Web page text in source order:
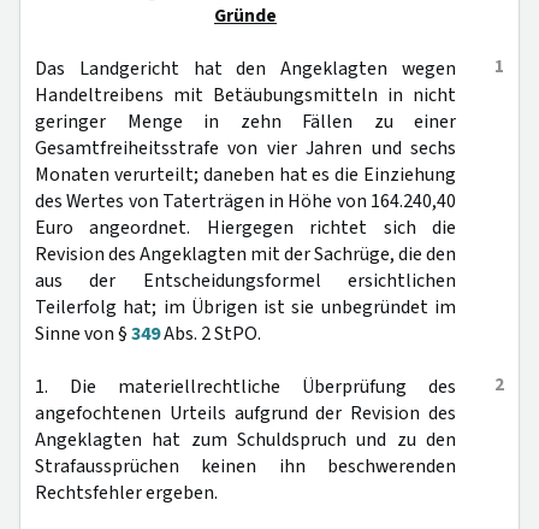
Gründe
1
Das Landgericht hat den Angeklagten wegen
Handeltreibens mit Betäubungsmitteln in nicht
geringer Menge in zehn Fällen zu einer
Gesamtfreiheitsstrafe von vier Jahren und sechs
Monaten verurteilt; daneben hat es die Einziehung
des Wertes von Taterträgen in Höhe von 164.240,40
Euro angeordnet. Hiergegen richtet sich die
Revision des Angeklagten mit der Sachrüge, die den
aus der Entscheidungsformel ersichtlichen
Teilerfolg hat; im Übrigen ist sie unbegründet im
Sinne von §349Abs. 2 StPO.
2
1. Die materiellrechtliche Überprüfung des
angefochtenen Urteils aufgrund der Revision des
Angeklagten hat zum Schuldspruch und zu den
Strafaussprüchen keinen ihn beschwerenden
Rechtsfehler ergeben.